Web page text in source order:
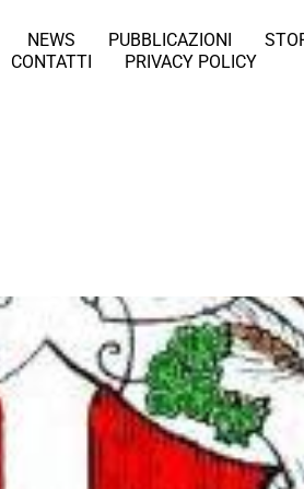
NEWS PUBBLICAZIONI
CONTATTI
PRIVACY POLICY